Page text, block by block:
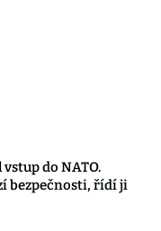
do NATO.
bezpečnosti, řídí ji